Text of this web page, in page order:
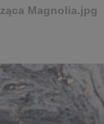
Magnolia.jpg